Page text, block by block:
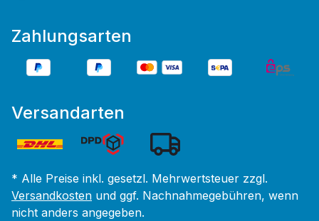
Zahlungsarten
Versandarten
* Alle Preise inkl. gesetzl. Mehrwertsteuer zzgl.
Versandkosten und ggf. Nachnahmegebühren, wenn
nicht anders angegeben.